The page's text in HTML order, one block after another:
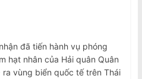
đã tiến hành vụ phóng
hạt nhân của Hải quân Quân
vùng biển quốc tế trên Thái